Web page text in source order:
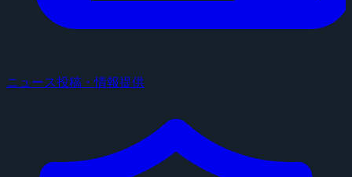
ニュース投稿・情報提供